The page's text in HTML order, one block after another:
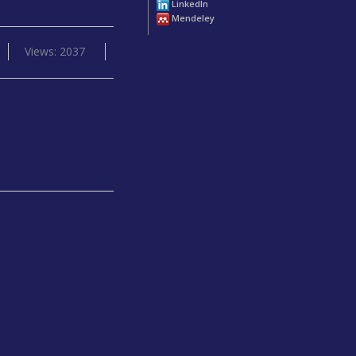
Views: 2037
LinkedIn
Mendeley